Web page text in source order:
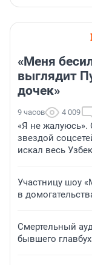
«Меня
выглядит
дочек»
9 часов 4 009
«Я не жалуюсь».
звездой
искал весь
Участницу шоу
в
Смертельный
бывшего